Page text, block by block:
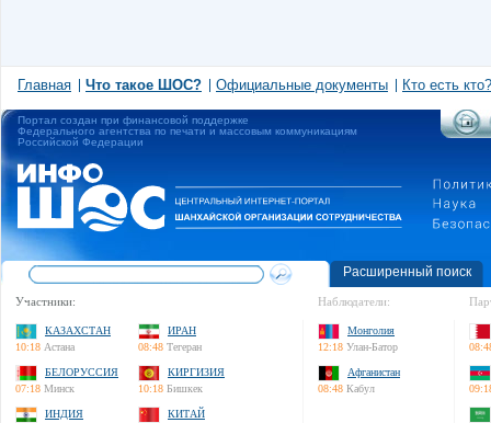
Главная Что такое ШОС? Официальные документы Кто есть кто?
Портал создан при финансовой поддержке
Федерального агентства по печати и массовым коммуникациям
Российской Федерации
Расширенный поиск
Участники:
КАЗАХСТАН
10:18 Астана
ИРАН
08:48 Тегеран
БЕЛОРУССИЯ
07:18 Минск
КИРГИЗИЯ
10:18 Бишкек
ИНДИЯ
КИТАЙ
Наблюдатели:
Монголия
12:18 Улан-Батор
Афганистан
08:48 Кабул